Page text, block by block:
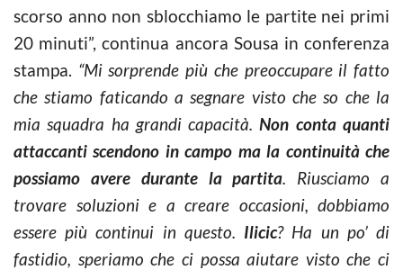
scorso anno non sblocchiamo le partite nei primi
20 minuti”, continua ancora Sousa in conferenza
stampa. “Mi sorprende più che preoccupare il fatto
che stiamo faticando a segnare visto che so che la
mia squadra ha grandi capacità.Non conta quanti
attaccanti scendono in campo ma la continuità che
possiamo avere durante la partita. Riusciamo a
trovare soluzioni e a creare occasioni, dobbiamo
essere più continui in questo. Ilicic? Ha un po’ di
fastidio, speriamo che ci possa aiutare visto che ci